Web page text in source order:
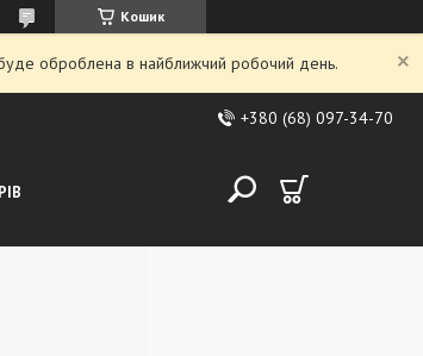
Кошик
буде оброблена в найближчий робочий день.
+380 (68) 097-34-70